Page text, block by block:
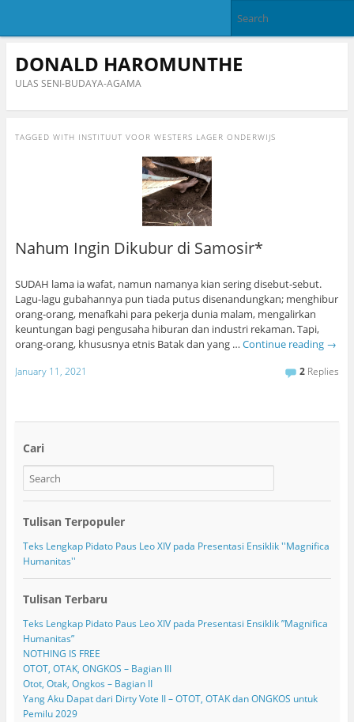
DONALD HAROMUNTHE
ULAS SENI-BUDAYA-AGAMA
TAGGED WITH INSTITUUT VOOR WESTERS LAGER ONDERWIJS
Nahum Ingin Dikubur di Samosir*
SUDAH lama ia wafat, namun namanya kian sering disebut-sebut.
Lagu-lagu gubahannya pun tiada putus disenandungkan; menghibur
orang-orang, menafkahi para pekerja dunia malam, mengalirkan
keuntungan bagi pengusaha hiburan dan industri rekaman. Tapi,
orang-orang, khususnya etnis Batak dan yang … Continue reading →
January 11, 2021 2 Replies
Cari
Tulisan Terpopuler
Teks Lengkap Pidato Paus Leo XIV pada Presentasi Ensiklik ''Magnifica
Humanitas''
Tulisan Terbaru
Teks Lengkap Pidato Paus Leo XIV pada Presentasi Ensiklik ”Magnifica
Humanitas”
NOTHING IS FREE
OTOT, OTAK, ONGKOS – Bagian III
Otot, Otak, Ongkos – Bagian II
Yang Aku Dapat dari Dirty Vote II – OTOT, OTAK dan ONGKOS untuk
Pemilu 2029